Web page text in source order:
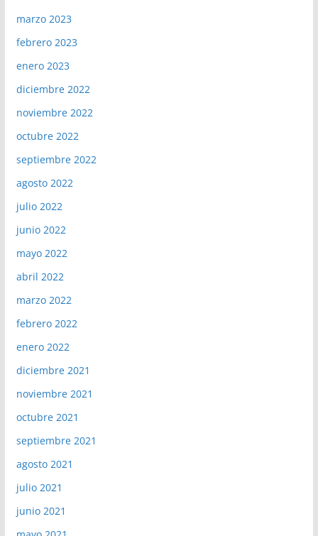
marzo 2023
febrero 2023
enero 2023
diciembre 2022
noviembre 2022
octubre 2022
septiembre 2022
agosto 2022
julio 2022
junio 2022
mayo 2022
abril 2022
marzo 2022
febrero 2022
enero 2022
diciembre 2021
noviembre 2021
octubre 2021
septiembre 2021
agosto 2021
julio 2021
junio 2021